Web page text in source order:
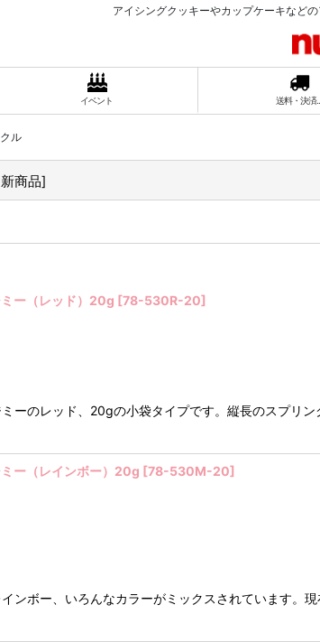
アイシングクッキーやカップケーキなど
イベント 送料・決済...
ル
商品]
ー（レッド）20g [78-530R-20]
ーのレッド、20gの小袋タイプです。縦長のスプリ
ー（レインボー）20g [78-530M-20]
ンボー、いろんなカラーがミックスされています。